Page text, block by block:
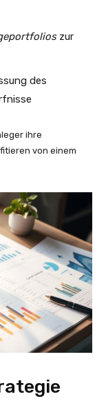
zur
des
ihre
von einem